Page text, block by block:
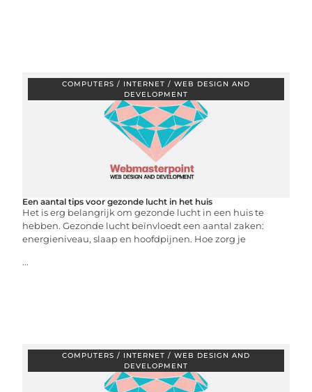
COMPUTERS / INTERNET / WEB DESIGN AND
DEVELOPMENT
Een aantal tips voor gezonde lucht in het huis
Het is erg belangrijk om gezonde lucht in een huis te
hebben. Gezonde lucht beïnvloedt een aantal zaken:
energieniveau, slaap en hoofdpijnen. Hoe zorg je
...
COMPUTERS / INTERNET / WEB DESIGN AND
DEVELOPMENT